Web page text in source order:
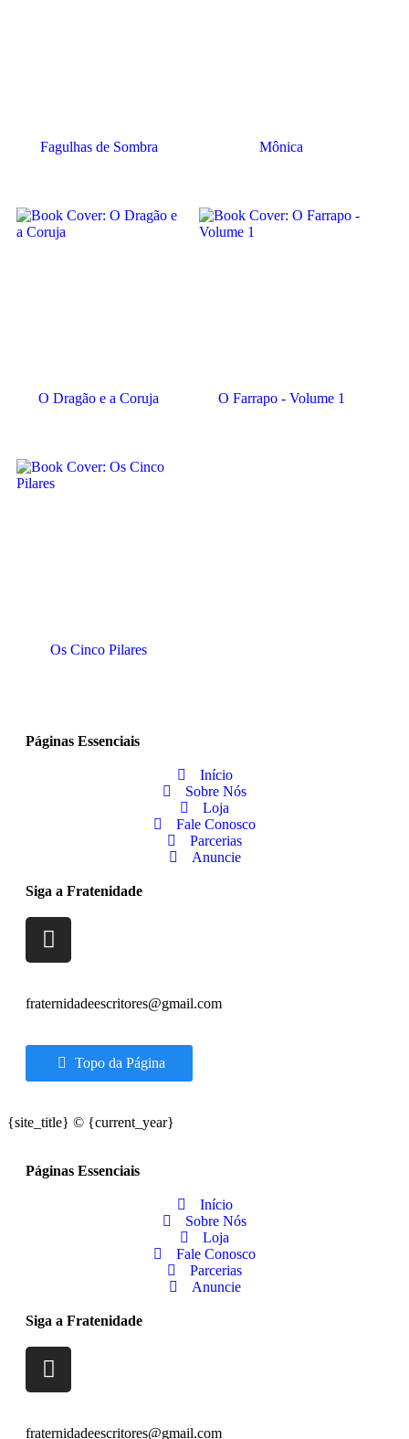
Fagulhas de Sombra Mônica
O Dragão e a Coruja O Farrapo - Volume 1
Os Cinco Pilares
Páginas Essenciais
Início
Sobre Nós
Loja
Fale Conosco
Parcerias
Anuncie
Siga a Fratenidade
fraternidadeescritores@gmail.com
Topo da Página
{site_title} © {current_year}
Páginas Essenciais
Início
Sobre Nós
Loja
Fale Conosco
Parcerias
Anuncie
Siga a Fratenidade
fraternidadeescritores@gmail.com